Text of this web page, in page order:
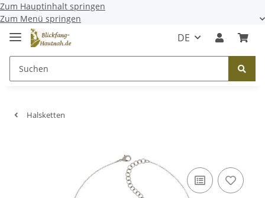
Zum Hauptinhalt springen
Zum Menü springen
DE
Halsketten